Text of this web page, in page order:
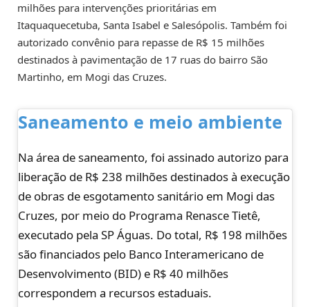
milhões para intervenções prioritárias em
Itaquaquecetuba, Santa Isabel e Salesópolis. Também foi
autorizado convênio para repasse de R$ 15 milhões
destinados à pavimentação de 17 ruas do bairro São
Martinho, em Mogi das Cruzes.
Saneamento e meio ambiente
Na área de saneamento, foi assinado autorizo para
liberação de R$ 238 milhões destinados à execução
de obras de esgotamento sanitário em Mogi das
Cruzes, por meio do Programa Renasce Tietê,
executado pela SP Águas. Do total, R$ 198 milhões
são financiados pelo Banco Interamericano de
Desenvolvimento (BID) e R$ 40 milhões
correspondem a recursos estaduais.